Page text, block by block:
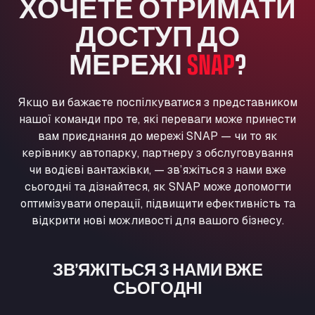
Washway Road, PE12 8LT
Anpol Sp. z o.o.
Ul. Torunska 147, 85884
Aqua Ariva GmbH
Aral Autohof Bockel
An der Autobahn 1, 27404
ARAL Autohof Bockenem
Oppelner Str. 1, 31167
ARAL Autohof Merklingen
Nellinger Str. 24, 89188
ARAL Autohof Preis
GmbH
Obernburger Str. 127, 63811
Ardleigh South Services
ДОСТУП ДО
МЕРЕЖІSNAP?
Якщо ви бажаєте поспілкуватися з представником
нашої команди про те, які переваги може принести
вам приєднання до мережі SNAP — чи то як
керівнику автопарку, партнеру з обслуговування
чи водієві вантажівки, — зв’яжіться з нами вже
сьогодні та дізнайтеся, як SNAP може допомогти
оптимізувати операції, підвищити ефективність та
відкрити нові можливості для вашого бізнесу.
ЗВ’ЯЖІТЬСЯ З НАМИ ВЖЕ
СЬОГОДНІ